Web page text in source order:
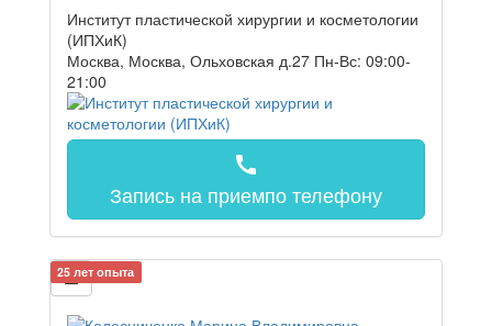
Институт пластической хирургии и косметологии
(ИПХиК)
Москва, Москва, Ольховская д.27 Пн-Вс: 09:00-
21:00
call
Запись на приемпо телефону
25 лет опыта